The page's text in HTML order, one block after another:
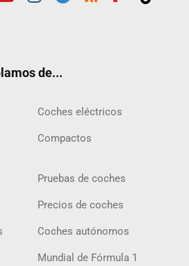
de...
Coches eléctricos
Compactos
Pruebas de coches
Precios de coches
Coches autónomos
Mundial de Fórmula 1